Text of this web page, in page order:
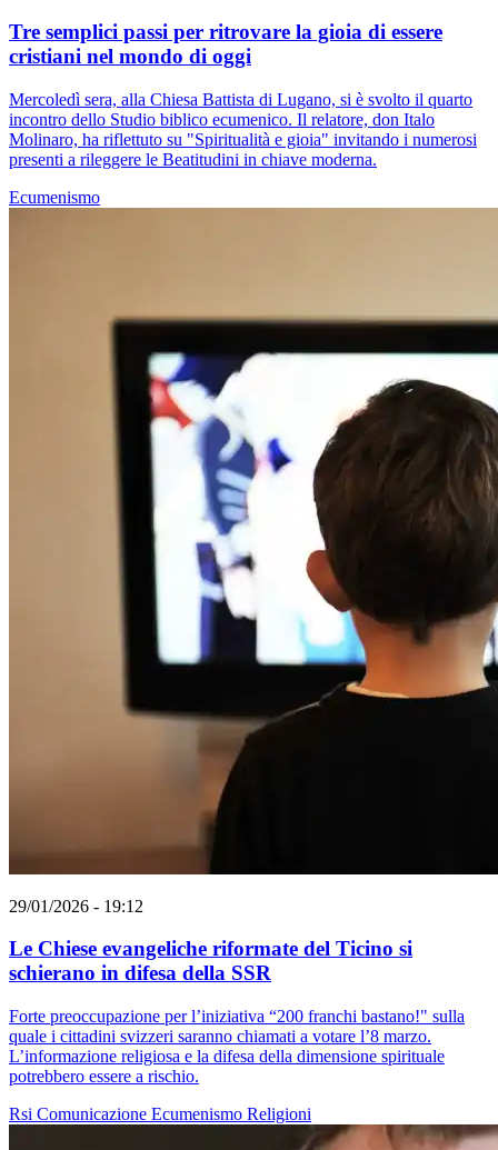
Tre semplici passi per ritrovare la gioia di essere
cristiani nel mondo di oggi
Mercoledì sera, alla Chiesa Battista di Lugano, si è svolto il quarto
incontro dello Studio biblico ecumenico. Il relatore, don Italo
Molinaro, ha riflettuto su "Spiritualità e gioia" invitando i numerosi
presenti a rileggere le Beatitudini in chiave moderna.
Ecumenismo
29/01/2026 - 19:12
Le Chiese evangeliche riformate del Ticino si
schierano in difesa della SSR
Forte preoccupazione per l’iniziativa “200 franchi bastano!" sulla
quale i cittadini svizzeri saranno chiamati a votare l’8 marzo.
L’informazione religiosa e la difesa della dimensione spirituale
potrebbero essere a rischio.
Rsi Comunicazione Ecumenismo Religioni